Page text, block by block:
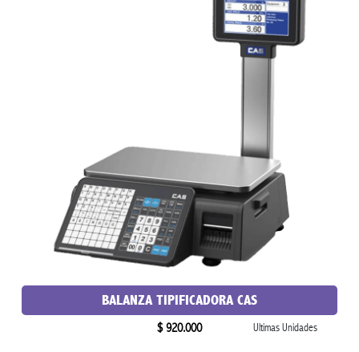
BALANZA TIPIFICADORA CAS
$ 920.000 Ultimas Unidades